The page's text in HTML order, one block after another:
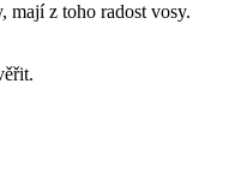
mají z toho radost vosy.